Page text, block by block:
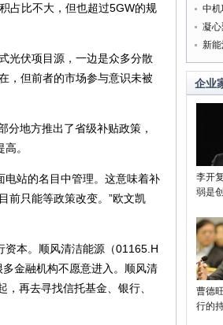
占比不大，但也超过5GW的规
光伏项目源，一边是众多分散
，但前者的市场参与意识未被
地方推出了省级补贴政策，
。
站的名目中管理。这意味着补
前只能等政策改变。”欧文凯
本。顺风清洁能源（01165.H
金融机构不愿意进入。顺风清
再去寻找信托基金、银行、
按
中
防
凝
防
新
心
企业
李开
弱是
曹德
行的